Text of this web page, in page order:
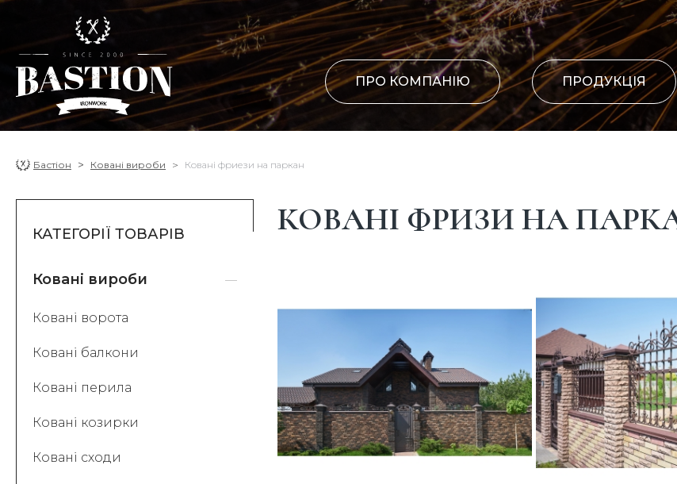
ПРО КОМПАНІЮ ПРОДУКЦІЯ
Бастіон Ковані вироби Ковані фриези на паркан
КАТЕГОРІЇ ТОВАРІВ
Ковані вироби
Ковані ворота
Ковані балкони
Ковані перила
Ковані козирки
Ковані сходи
КОВАНІ ФРИЗИ НА